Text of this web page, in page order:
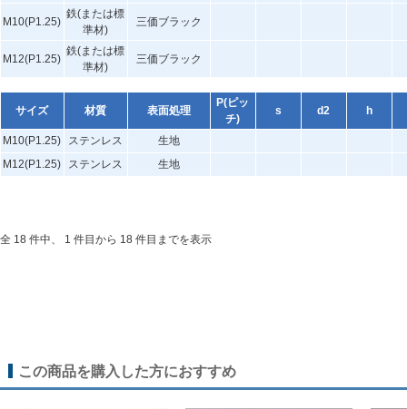
M10(P1.25)
鉄(または標
準材)
三価ブラック
M12(P1.25)
鉄(または標
準材)
三価ブラック
サイズ 材質 表面処理
P(ピッ
チ)
s d2 h
M10(P1.25) ステンレス
生地
M12(P1.25)
ステンレス 生地
全 18 件中、 1 件目から 18 件目までを表示
この商品を購入した方におすすめ